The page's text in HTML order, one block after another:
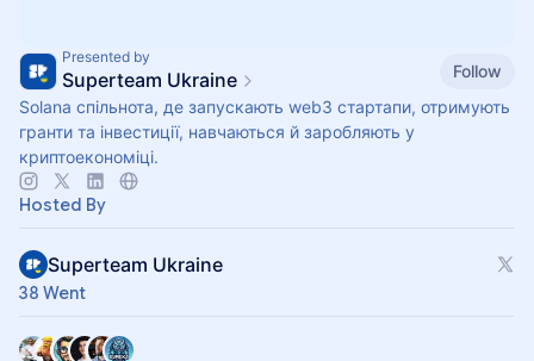
Presented by
Superteam Ukraine
Follow
Solana спільнота, де запускають web3 стартапи, отримують
гранти та інвестиції, навчаються й заробляють у
криптоекономіці.
Hosted By
Superteam Ukraine
38 Went